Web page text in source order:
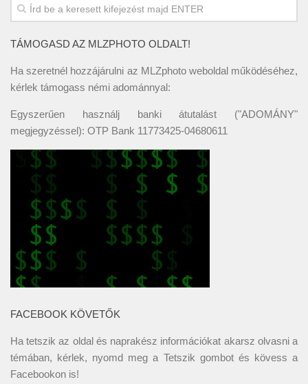
TÁMOGASD AZ MLZPHOTO OLDALT!
Ha szeretnél hozzájárulni az MLZphoto weboldal működéséhez,
kérlek támogass némi adománnyal:
Egyszerűen használj banki átutalást ("ADOMÁNY"
megjegyzéssel): OTP Bank 11773425-04680611
FACEBOOK KÖVETŐK
Ha tetszik az oldal és naprakész információkat akarsz olvasni a
témában, kérlek, nyomd meg a Tetszik gombot és kövess a
Facebookon is!